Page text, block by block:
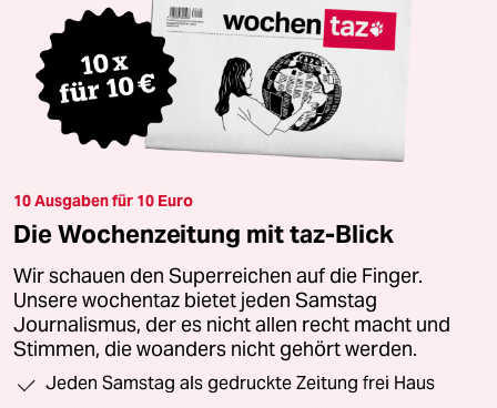
10 Ausgaben für 10 Euro
Die Wochenzeitung mit taz-Blick
Wir schauen den Superreichen auf die Finger.
Unsere wochentaz bietet jeden Samstag
Journalismus, der es nicht allen recht macht und
Stimmen, die woanders nicht gehört werden.
Jeden Samstag als gedruckte Zeitung frei Haus